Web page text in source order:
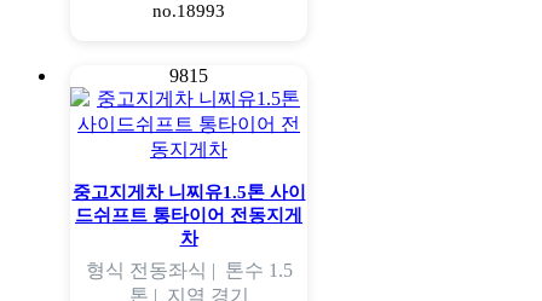
no.18993
9815
중고지게차 니찌유1.5톤 사이
드쉬프트 통타이어 전동지게
차
형식 전동좌식 | 톤수 1.5
톤 | 지역 경기